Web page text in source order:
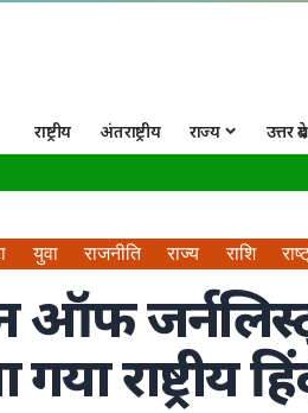
राष्ट्रीय अंतराष्ट्रीय राज्य उत्तर
युवा राजनीति राज्य राशि
राष्ट्रीय